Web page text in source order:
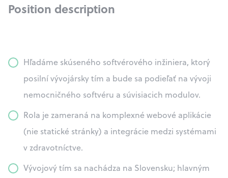
Position description
Hľadáme skúseného softvérového inžiniera, ktorý
posilní vývojársky tím a bude sa podieľať na vývoji
nemocničného softvéru a súvisiacich modulov.
Rola je zameraná na komplexné webové aplikácie
(nie statické stránky) a integrácie medzi systémami
v zdravotníctve.
Vývojový tím sa nachádza na Slovensku; hlavným